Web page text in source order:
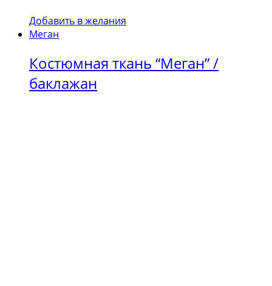
Добавить в желания
Меган
Костюмная ткань “Меган” /
баклажан